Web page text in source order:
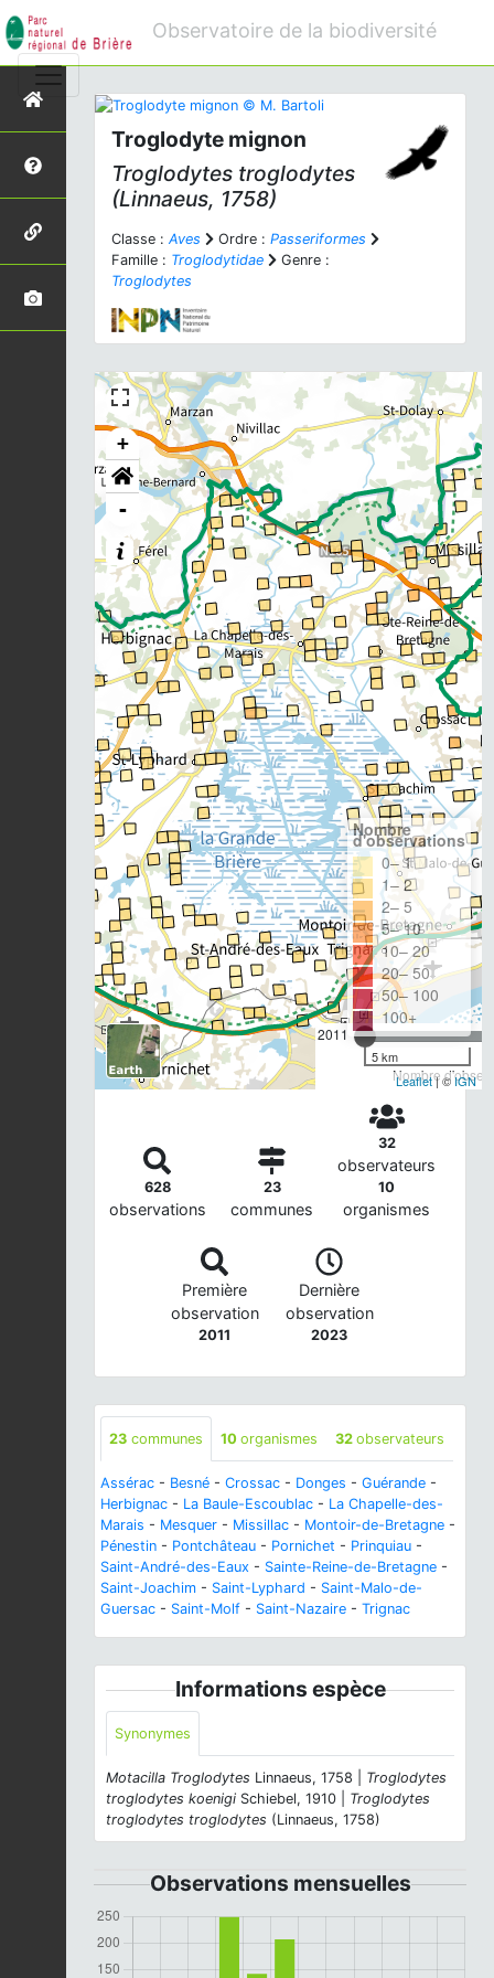
Observatoire de la biodiversité
Troglodyte mignon
Troglodytes troglodytes
(Linnaeus, 1758)
Classe : Aves Ordre : Passeriformes
Famille : Troglodytidae
Genre :
Troglodytes
+
-
2011
Nombre
Nombre
d'observations
0– 1
1– 2
2– 5
5– 10
10– 20
20– 50
50– 100
100+
5 km
Leaflet| ©IGN
628
observations
23
communes
32
observateurs
10
organismes
Première
observation
2011
Dernière
observation
2023
23 communes 10 organismes 32 observateurs
Assérac - Besné - Crossac - Donges - Guérande -
Herbignac - La Baule-Escoublac - La Chapelle-des-
Marais - Mesquer - Missillac - Montoir-de-Bretagne -
Pénestin - Pontchâteau - Pornichet - Prinquiau -
Saint-André-des-Eaux - Sainte-Reine-de-Bretagne -
Saint-Joachim - Saint-Lyphard - Saint-Malo-de-
Guersac - Saint-Molf - Saint-Nazaire - Trignac
Informations espèce
Synonymes
Motacilla Troglodytes Linnaeus, 1758 | Troglodytes
troglodytes koenigi Schiebel, 1910 | Troglodytes
troglodytes troglodytes (Linnaeus, 1758)
Observations mensuelles